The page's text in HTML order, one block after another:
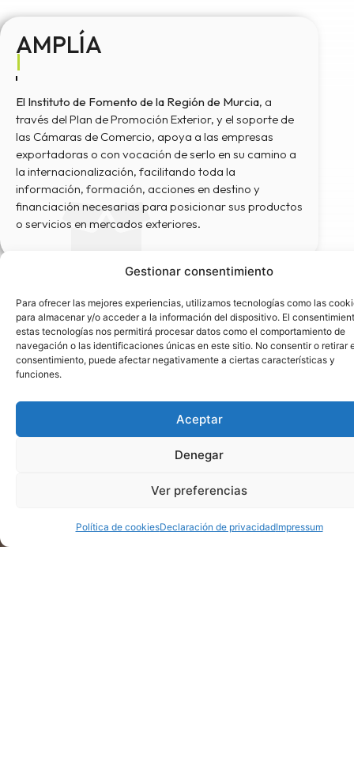
Gestionar consentimiento
Para ofrecer las mejores experiencias, utilizamos tecnologías como las
para almacenar y/o acceder a la información del dispositivo. El
estas tecnologías nos permitirá procesar datos como el comportamiento de
navegación o las identificaciones únicas en este sitio. No consentir o retirar
consentimiento, puede afectar negativamente a ciertas características y
funciones.
Aceptar
Denegar
Ver preferencias
Política de cookiesDeclaración de privacidadImpressum
AMPLÍA
MERCADOS
El Instituto de Fomento de la Región de Murcia, a
través del Plan de Promoción Exterior, y el soporte de
las Cámaras de Comercio, apoya a las empresas
exportadoras o con vocación de serlo en su camino a
la internacionalización, facilitando toda la
información, formación, acciones en destino y
financiación necesarias para posicionar sus productos
o servicios en mercados exteriores.